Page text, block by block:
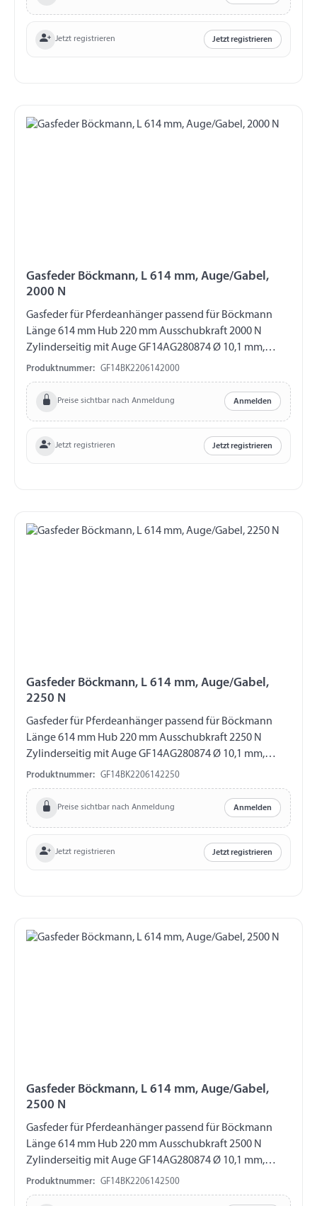
Jetzt registrieren Jetzt registrieren
Gasfeder Böckmann, L 614 mm, Auge/Gabel,
2000 N
Gasfeder für Pferdeanhänger passend für Böckmann
Länge 614 mm Hub 220 mm Ausschubkraft 2000 N
Zylinderseitig mit Auge GF14AG280874 Ø 10,1 mm,
Länge 16 mm, M8 Kolbenstangenseitig mit Gabel
GF14GK212759 Länge 40 mm, M10, ohne ES-Bolzen
Produktnummer: GF14BK2206142000
Preise sichtbar nach Anmeldung Anmelden
Jetzt registrieren Jetzt registrieren
Gasfeder Böckmann, L 614 mm, Auge/Gabel,
2250 N
Gasfeder für Pferdeanhänger passend für Böckmann
Länge 614 mm Hub 220 mm Ausschubkraft 2250 N
Zylinderseitig mit Auge GF14AG280874 Ø 10,1 mm,
Länge 16 mm, M8 Kolbenstangenseitig mit Gabel
GF14GK212759 Länge 40 mm, M10, ohne ES-Bolzen
Produktnummer: GF14BK2206142250
Preise sichtbar nach Anmeldung Anmelden
Jetzt registrieren Jetzt registrieren
Gasfeder Böckmann, L 614 mm, Auge/Gabel,
2500 N
Gasfeder für Pferdeanhänger passend für Böckmann
Länge 614 mm Hub 220 mm Ausschubkraft 2500 N
Zylinderseitig mit Auge GF14AG280874 Ø 10,1 mm,
Länge 16 mm, M8 Kolbenstangenseitig mit Gabel
GF14GK212759 Länge 40 mm, M10, ohne ES-Bolzen
Produktnummer: GF14BK2206142500